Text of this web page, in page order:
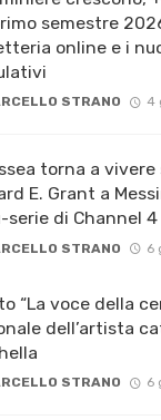
semestre
online e i
STRANO 4
torna a
E. Grant a
serie di Channel 4
STRANO 6
“La voce della
dell’artista
STRANO 6